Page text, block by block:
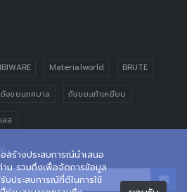
สร้างประสบการณ์นำเสนอ
น รวมถึงเพื่อจัดการข้อมูล
บประสบการณ์ที่ดีในการใช้
Materialworld BRUTE
ถังขยะเทศบาล ถังขยะเท้าเหยียบ
ลส
น